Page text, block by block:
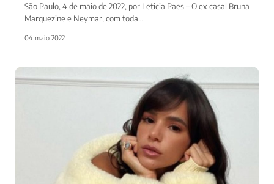
São Paulo, 4 de maio de 2022, por Leticia Paes – O ex casal Bruna
Marquezine e Neymar, com toda…
04 maio 2022